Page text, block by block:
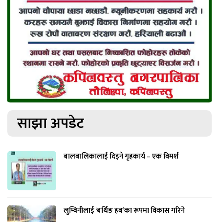
साझा अपडेट
बालबालिकालाई दिइने गृहकार्य – एक विमर्श
लुम्बिनीलाई ‘बर्थिङ हब’का रूपमा विकास गरिने